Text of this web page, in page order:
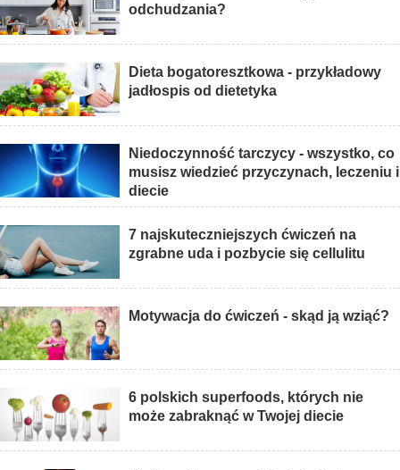
odchudzania?
Dieta bogatoresztkowa - przykładowy
jadłospis od dietetyka
Niedoczynność tarczycy - wszystko, co
musisz wiedzieć przyczynach, leczeniu i
diecie
7 najskuteczniejszych ćwiczeń na
zgrabne uda i pozbycie się cellulitu
Motywacja do ćwiczeń - skąd ją wziąć?
6 polskich superfoods, których nie
może zabraknąć w Twojej diecie